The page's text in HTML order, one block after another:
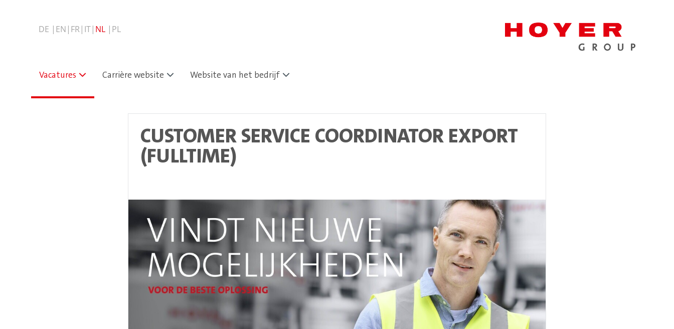
Vacatures Carrière website Website van het bedrijf
CUSTOMER SERVICE COORDINATOR EXPORT
(FULLTIME)